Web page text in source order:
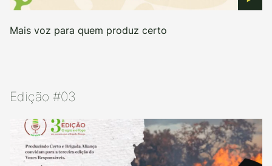
Mais voz para quem produz certo
Edição #03